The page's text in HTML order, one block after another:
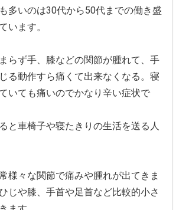
多いのは30代から50代までの働き盛
い ます。
らず手、膝などの関節が腫れて、 手
る動作すら痛くて出来なくなる。 寝
いても痛いのでかなり辛い症状で
と車椅子や寝たきりの生活を送る人
様々な関節で痛みや腫れが出てきま
じや膝、 手首や足首など比較的小さ